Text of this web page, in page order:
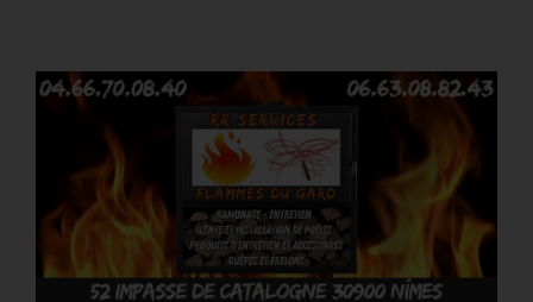
Ramonage
Entretien